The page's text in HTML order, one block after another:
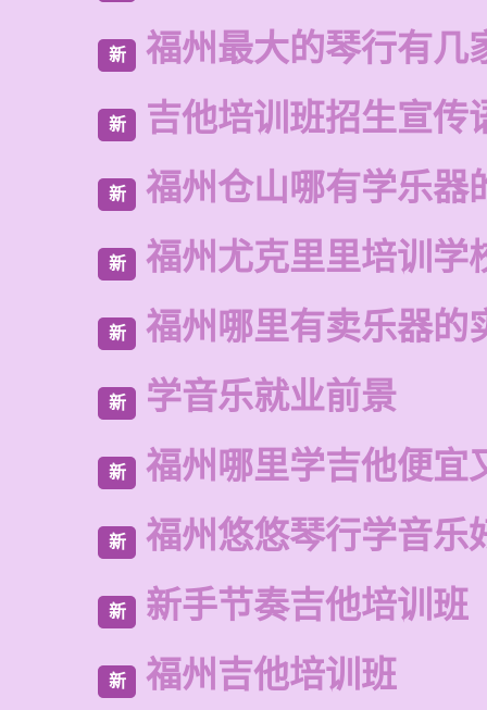
新 福州最大的琴行有几
新 吉他培训班招生宣传
新 福州仓山哪有学乐器
新 福州尤克里里培训学
新 福州哪里有卖乐器的
新 学音乐就业前景
新 福州哪里学吉他便宜
新 福州悠悠琴行学音乐
新 新手节奏吉他培训班
新 福州吉他培训班